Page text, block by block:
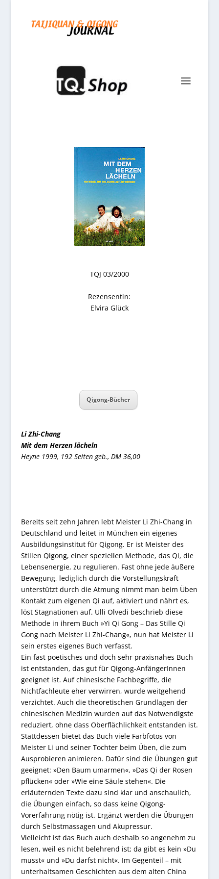
TQJ 03/2000
Rezensentin:
Elvira Glück
Qigong-Bücher
Li Zhi-Chang
Mit dem Herzen lächeln
Heyne 1999, 192 Seiten geb., DM 36,00
Bereits seit zehn Jahren lebt Meister Li Zhi-Chang in
Deutschland und leitet in München ein eigenes
Ausbildungsinstitut für Qigong. Er ist Meister des
Stillen Qigong, einer speziellen Methode, das Qi, die
Lebensenergie, zu regulieren. Fast ohne jede äußere
Bewegung, lediglich durch die Vorstellungskraft
unterstützt durch die Atmung nimmt man beim Üben
Kontakt zum eigenen Qi auf, aktiviert und nährt es,
löst Stagnationen auf. Ulli Olvedi beschrieb diese
Methode in ihrem Buch »Yi Qi Gong – Das Stille Qi
Gong nach Meister Li Zhi-Chang«, nun hat Meister Li
sein erstes eigenes Buch verfasst.
Ein fast poetisches und doch sehr praxisnahes Buch
ist entstanden, das gut für Qigong-AnfängerInnen
geeignet ist. Auf chinesische Fachbegriffe, die
Nichtfachleute eher verwirren, wurde weitgehend
verzichtet. Auch die theoretischen Grundlagen der
chinesischen Medizin wurden auf das Notwendigste
reduziert, ohne dass Oberflächlichkeit entstanden ist.
Stattdessen bietet das Buch viele Farbfotos von
Meister Li und seiner Tochter beim Üben, die zum
Ausprobieren animieren. Dafür sind die Übungen gut
geeignet: »Den Baum umarmen«, »Das Qi der Rosen
pflücken« oder »Wie eine Säule stehen«. Die
erläuternden Texte dazu sind klar und anschaulich,
die Übungen einfach, so dass keine Qigong-
Vorerfahrung nötig ist. Ergänzt werden die Übungen
durch Selbstmassagen und Akupressur.
Vielleicht ist das Buch auch deshalb so angenehm zu
lesen, weil es nicht belehrend ist; da gibt es kein »Du
musst« und »Du darfst nicht«. Im Gegenteil – mit
unterhaltsamen Geschichten aus dem alten China